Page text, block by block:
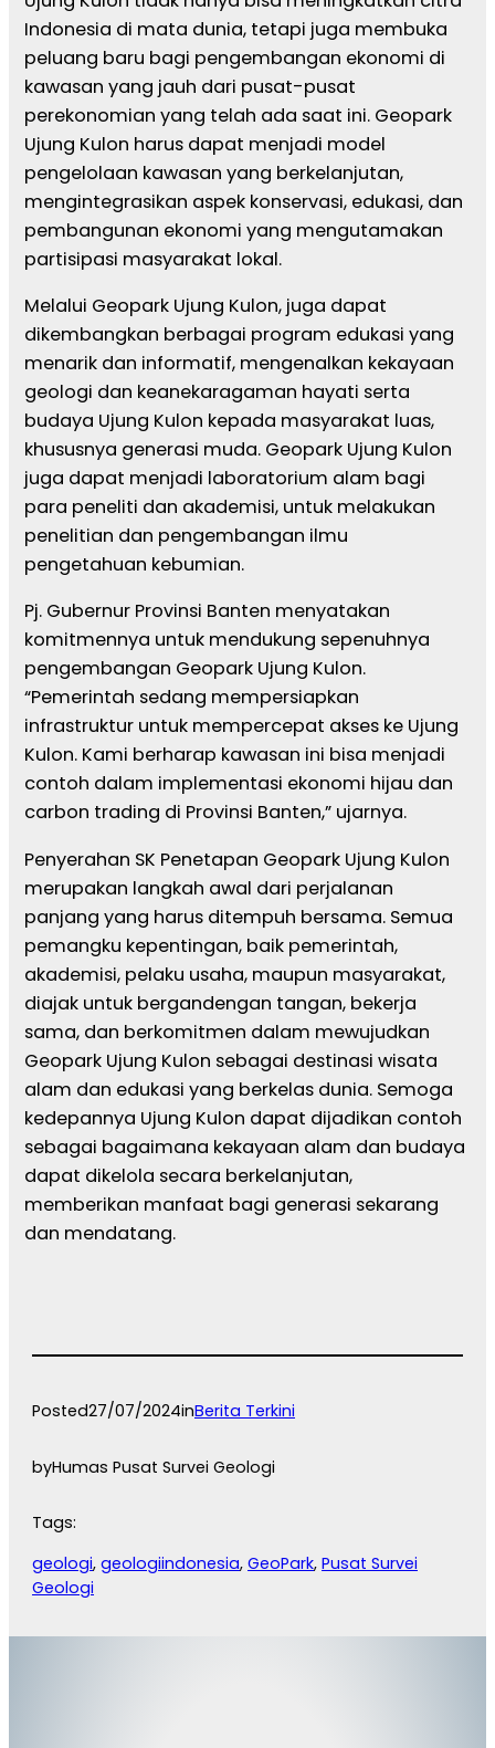
Indonesia di mata dunia, tetapi juga membuka
peluang baru bagi pengembangan ekonomi di
kawasan yang jauh dari pusat-pusat
perekonomian yang telah ada saat ini. Geopark
Ujung Kulon harus dapat menjadi model
pengelolaan kawasan yang berkelanjutan,
mengintegrasikan aspek konservasi, edukasi, dan
pembangunan ekonomi yang mengutamakan
partisipasi masyarakat lokal.
Melalui Geopark Ujung Kulon, juga dapat
dikembangkan berbagai program edukasi yang
menarik dan informatif, mengenalkan kekayaan
geologi dan keanekaragaman hayati serta
budaya Ujung Kulon kepada masyarakat luas,
khususnya generasi muda. Geopark Ujung Kulon
juga dapat menjadi laboratorium alam bagi
para peneliti dan akademisi, untuk melakukan
penelitian dan pengembangan ilmu
pengetahuan kebumian.
Pj. Gubernur Provinsi Banten menyatakan
komitmennya untuk mendukung sepenuhnya
pengembangan Geopark Ujung Kulon.
“Pemerintah sedang mempersiapkan
infrastruktur untuk mempercepat akses ke Ujung
Kulon. Kami berharap kawasan ini bisa menjadi
contoh dalam implementasi ekonomi hijau dan
carbon trading di Provinsi Banten,” ujarnya.
Penyerahan SK Penetapan Geopark Ujung Kulon
merupakan langkah awal dari perjalanan
panjang yang harus ditempuh bersama. Semua
pemangku kepentingan, baik pemerintah,
akademisi, pelaku usaha, maupun masyarakat,
diajak untuk bergandengan tangan, bekerja
sama, dan berkomitmen dalam mewujudkan
Geopark Ujung Kulon sebagai destinasi wisata
alam dan edukasi yang berkelas dunia. Semoga
kedepannya Ujung Kulon dapat dijadikan contoh
sebagai bagaimana kekayaan alam dan budaya
dapat dikelola secara berkelanjutan,
memberikan manfaat bagi generasi sekarang
dan mendatang.
Posted27/07/2024inBerita Terkini
byHumas Pusat Survei Geologi
Tags:
geologi, geologiindonesia, GeoPark, Pusat Survei
Geologi